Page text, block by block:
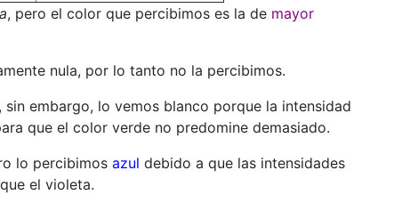
, pero el color que percibimos es la de mayor
nula, por lo tanto no la percibimos.
sin embargo, lo vemos blanco porque la intensidad
que el color verde no predomine demasiado.
lo percibimos azul debido a que las intensidades
el violeta.